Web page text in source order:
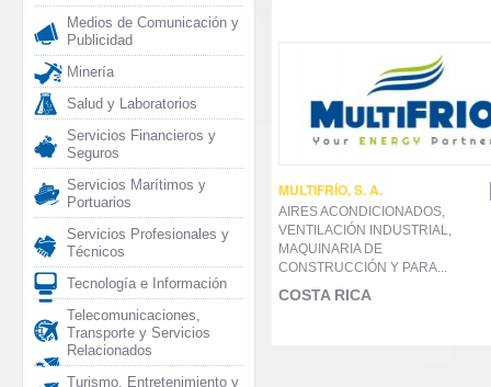
Medios de Comunicación y
Publicidad
Minería
Salud y Laboratorios
Servicios Financieros y
Seguros
Servicios Marítimos y
Portuarios
Servicios Profesionales y
Técnicos
Tecnología e Información
Telecomunicaciones,
Transporte y Servicios
Relacionados
Turismo, Entretenimiento y
MULTIFRÍO, S. A.
AIRES ACONDICIONADOS,
VENTILACIÓN INDUSTRIAL,
MAQUINARIA DE
CONSTRUCCIÓN Y PARA...
COSTA RICA